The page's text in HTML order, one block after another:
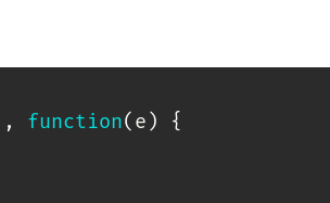
, function( e )
{